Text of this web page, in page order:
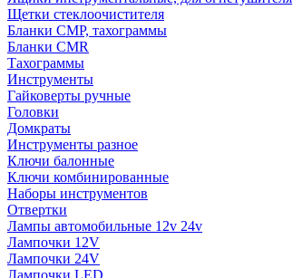
Щетки стеклоочистителя
Бланки СМР, тахограммы
Бланки CMR
Тахограммы
Инструменты
Гайковерты ручные
Головки
Домкраты
Инструменты разное
Ключи балонные
Ключи комбинированные
Наборы инструментов
Отвертки
Лампы автомобильные 12v 24v
Лампочки 12V
Лампочки 24V